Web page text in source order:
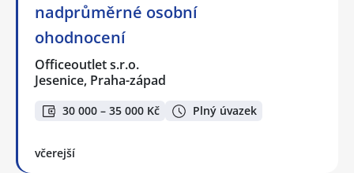
nadprůměrné osobní
ohodnocení
Officeoutlet s.r.o.
Jesenice, Praha-západ
30 000 – 35 000 Kč Plný úvazek
včerejší